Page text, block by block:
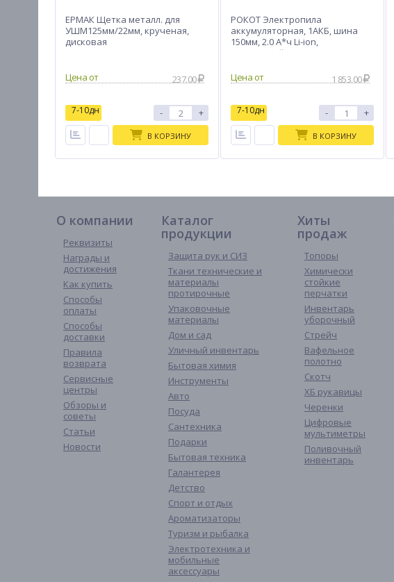
ЕРМАК Щетка металл. для
УШМ125мм/22мм, крученая,
дисковая
237.00
7-10дн - +
В КОРЗИНУ
РОКОТ Электропила
аккумуляторная, 1АКБ, шина
150мм, 2.0 А*ч Li-ion,
пластик.кейс
1 853.00
7-10дн - +
В КОРЗИНУ
О компании
Реквизиты
Награды и
достижения
Как купить
Способы
оплаты
Способы
доставки
Правила
возврата
Сервисные
центры
Обзоры и
советы
Статьи
Новости
Каталог
продукции
Защита рук и СИЗ
Ткани технические и
материалы
протирочные
Упаковочные
материалы
Дом и сад
Уличный инвентарь
Бытовая химия
Инструменты
Авто
Посуда
Сантехника
Подарки
Бытовая техника
Галантерея
Детство
Спорт и отдых
Ароматизаторы
Туризм и рыбалка
Электротехника и
мобильные
аксессуары
Хиты
продаж
Топоры
Химически
стойкие
перчатки
Инвентарь
уборочный
Стрейч
Вафельное
полотно
Скотч
ХБ рукавицы
Черенки
Цифровые
мультиметры
Поливочный
инвентарь